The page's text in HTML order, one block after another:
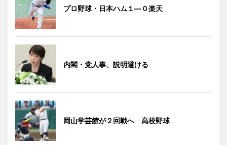
プロ野球・日本ハム１―０楽天
内閣・党人事、説明避ける
岡山学芸館が２回戦へ 高校野球